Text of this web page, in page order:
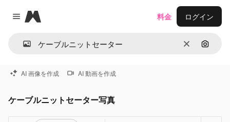
Close menu
Magnific
消去 画像で
料金 ログイン
AI 画像を作成 AI 動画を作成
ケーブルニットセーター写真